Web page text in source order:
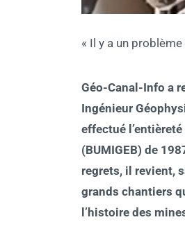
« Il y a un
Géo-Canal-Info a
Ingénieur
effectué
(BUMIGEB) de
regrets, il revient,
grands chantiers
l’histoire des